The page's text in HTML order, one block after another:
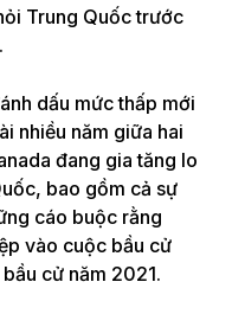
Trung Quốc trước
dấu mức thấp mới
nhiều năm giữa hai
đang gia tăng lo
bao gồm cả sự
cáo buộc rằng
vào cuộc bầu cử
cử năm 2021.